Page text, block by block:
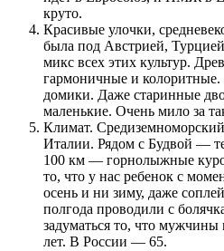
круто.
Красивые улочки,
была под Австрией,
микс всех этих культур.
гармоничные и
домики. Даже старинные
маленькие. Очень мило за
Климат.
Италии. Рядом с Будвой —
100 км — горнолыжные
то, что у нас ребенок с
осень и ни зиму, даже
полгода проводили с
задуматься то, что мужчины
лет. В России — 65.